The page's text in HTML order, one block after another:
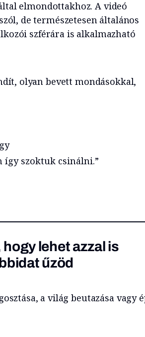
elmondottakhoz. A videó
de természetesen általános
szférára is alkalmazható
olyan bevett mondásokkal,
így szoktuk csinálni.”
lehet azzal is
űzöd
a világ beutazása vagy